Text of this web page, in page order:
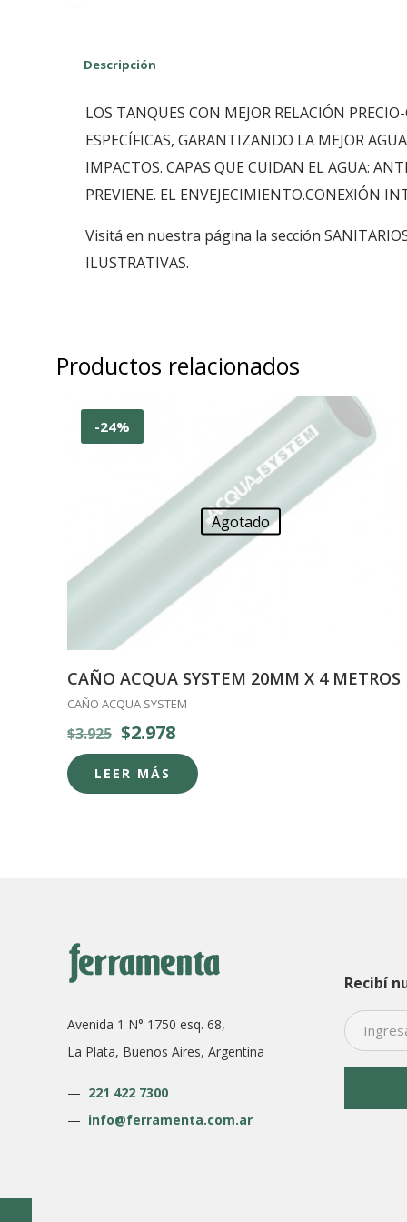
Descripción
LOS TANQUES CON MEJOR RELACIÓN
ESPECÍFICAS, GARANTIZANDO LA MEJOR
IMPACTOS. CAPAS QUE CUIDAN EL AGUA:
PREVIENE. EL ENVEJECIMIENTO.CONEXIÓN
Visitá en nuestra página la sección
ILUSTRATIVAS.
Productos relacionados
-24%
Agotado
CAÑO ACQUA SYSTEM 20MM X 4 METROS
CAÑO ACQUA SYSTEM
$3.925 El
precio
original
$2.978El
precio
actual
LEER MÁS
Avenida 1 N° 1750 esq. 68,
La Plata, Buenos Aires, Argentina
— 221 422 7300
— info@ferramenta.com.ar
Recibí